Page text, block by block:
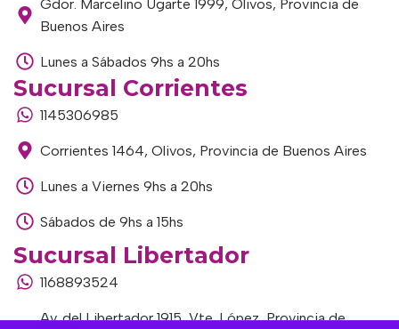
Gdor. Marcelino Ugarte 1999, Olivos, Provincia de
Buenos Aires
Lunes a Sábados 9hs a 20hs
Sucursal Corrientes
1145306985
Corrientes 1464, Olivos, Provincia de Buenos Aires
Lunes a Viernes 9hs a 20hs
Sábados de 9hs a 15hs
Sucursal Libertador
1168893524
Av. del Libertador 1915, Vte. López, Provincia de